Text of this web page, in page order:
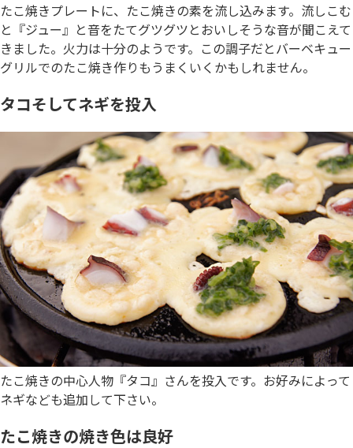
たこ焼きプレートに、たこ焼きの素を流し込みます。流しこむ
と『ジュー』と音をたてグツグツとおいしそうな音が聞こえて
きました。火力は十分のようです。この調子だとバーベキュー
グリルでのたこ焼き作りもうまくいくかもしれません。
タコそしてネギを投入
たこ焼きの中心人物『タコ』さんを投入です。お好みによって
ネギなども追加して下さい。
たこ焼きの焼き色は良好